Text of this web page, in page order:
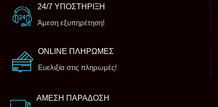
24/7 ΥΠΟΣΤΗΡΙΞΗ
Άμεση εξυπηρέτηση!
ONLINE ΠΛΗΡΩΜΕΣ
Ευελιξία στις πληρωμές!
ΑΜΕΣΗ ΠΑΡΑΔΟΣΗ